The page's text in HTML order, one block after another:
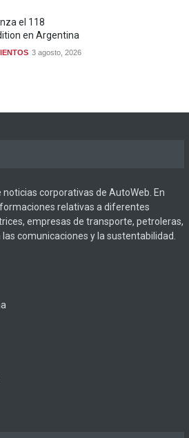
el 118
en Argentina
3 agosto, 2026
corporativas de AutoWeb. En
relativas a diferentes
empresas de transporte, petroleras,
comunicaciones y la sustentabilidad.